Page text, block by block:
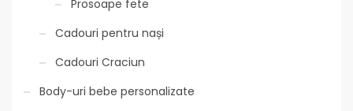
Prosoape fete
Cadouri pentru nași
Cadouri Craciun
Body-uri bebe personalizate